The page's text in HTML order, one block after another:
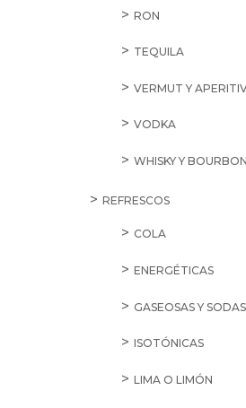
RON
TEQUILA
VERMUT Y
VODKA
WHISKY Y BOURBON
REFRESCOS
COLA
ENERGÉTICAS
GASEOSAS Y SODAS
ISOTÓNICAS
LIMA O LIMÓN